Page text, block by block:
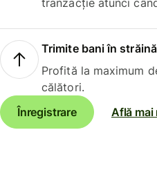
tranzacție atunci
Trimite bani în
Profită la maximum
călători.
Înregistrare
Află mai